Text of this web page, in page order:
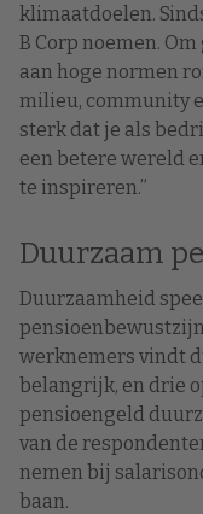
klimaatdoelen.
B Corp noemen.
aan hoge normen
milieu, community
sterk dat je als
een betere wereld
te inspireren.”
Duurzaam
Duurzaamheid
werknemers vindt
belangrijk, en drie
pensioengeld
van de
nemen bij
baan.